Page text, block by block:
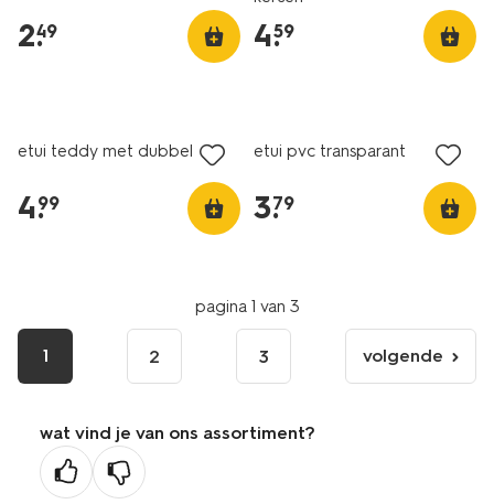
2.
49 4.
59
etui teddy met dubbele rits
4.
99
etui pvc transparant
3.
79
pagina 1 van 3
1 2 3
volgende
pagina
volgende
wat vind je van ons assortiment?